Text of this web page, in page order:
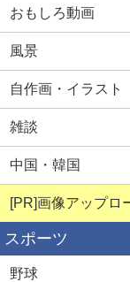
おもしろ動画
風景
自作画・イラスト
雑談
中国・韓国
[PR]画像アップロ
スポーツ
野球